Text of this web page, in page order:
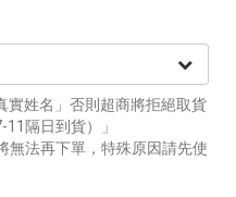
姓名」否則超商將拒絕取貨
隔日到貨）」
法再下單，特殊原因請先使